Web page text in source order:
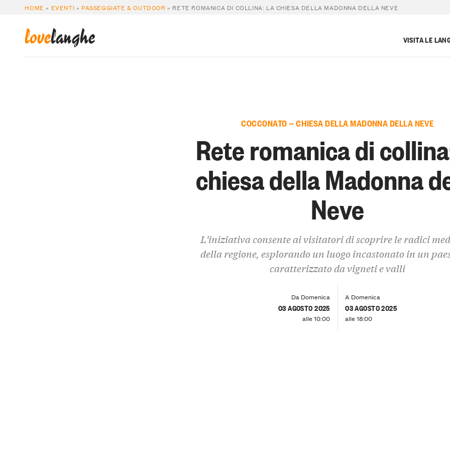
HOME » EVENTI » PASSEGGIATE & OUTDOOR » RETE ROMANICA DI COLLINA: LA CHIESA DELLA MADONNA DELLA NEVE
lovelanghe VISITA LE
COCCONATO — CHIESA DELLA MADONNA DELLA NEVE
Rete romanica di
chiesa della Madonna
Neve
L'iniziativa consente ai visitatori di scoprire le radici
della regione, esplorando un luogo incastonato in un
caratterizzato da vigneti e valli
Da Domenica
03 AGOSTO 2025
alle 10:00
A Domenica
03 AGOSTO 2025
alle 18:00